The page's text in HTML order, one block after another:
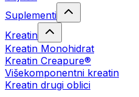
Suplementi
Kreatin
Kreatin Monohidrat
Kreatin Creapure®
Višekomponentni kreatin
Kreatin drugi oblici